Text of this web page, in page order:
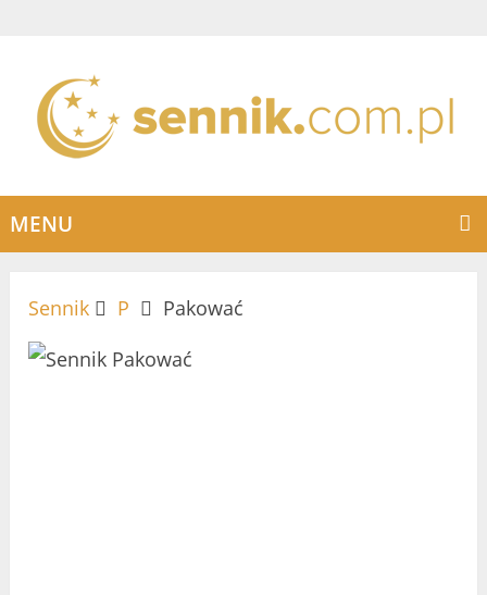
MENU
Sennik P Pakować